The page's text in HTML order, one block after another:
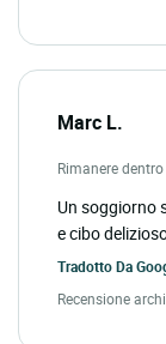
Marc L.
Rimanere
Un soggiorno
e cibo
Tradotto Da
Recensione